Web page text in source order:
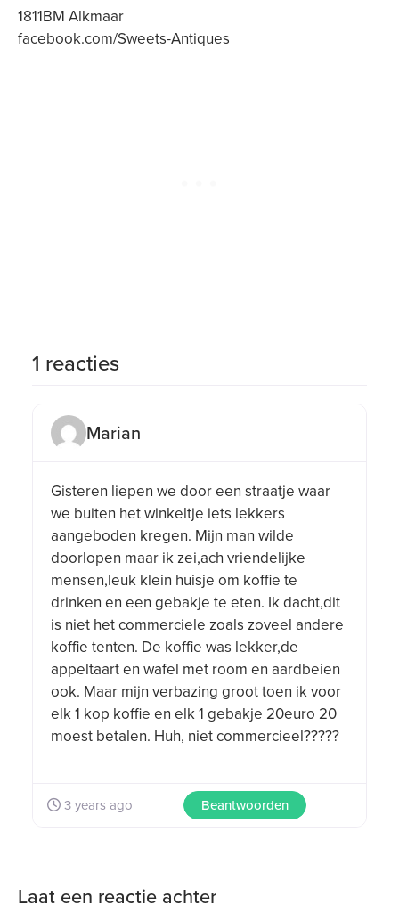
1811BM Alkmaar
facebook.com/Sweets-Antiques
1 reacties
Marian
Gisteren liepen we door een straatje waar
we buiten het winkeltje iets lekkers
aangeboden kregen. Mijn man wilde
doorlopen maar ik zei,ach vriendelijke
mensen,leuk klein huisje om koffie te
drinken en een gebakje te eten. Ik dacht,dit
is niet het commerciele zoals zoveel andere
koffie tenten. De koffie was lekker,de
appeltaart en wafel met room en aardbeien
ook. Maar mijn verbazing groot toen ik voor
elk 1 kop koffie en elk 1 gebakje 20euro 20
moest betalen. Huh, niet commercieel?????
3 years ago Beantwoorden
Laat een reactie achter